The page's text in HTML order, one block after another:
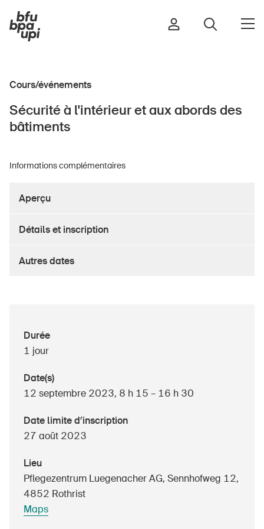
Sport et activité physique
Seniors
Entreprises
Médias
Sinus Plus
Commander et télécharger
Cours et événements
Cours/événements
Sécurité à l'intérieur et aux abords des
bâtiments
Informations complémentaires
Aperçu
Détails et inscription
Autres dates
Durée
1 jour
Date(s)
12 septembre 2023, 8 h 15 – 16 h 30
Date limite d’inscription
27 août 2023
Lieu
Pflegezentrum Luegenacher AG, Sennhofweg 12,
4852 Rothrist
Maps